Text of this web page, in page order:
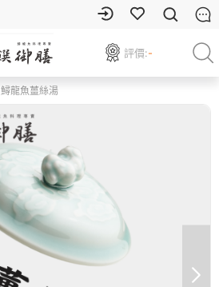
評價:-
鱘龍魚薑絲湯